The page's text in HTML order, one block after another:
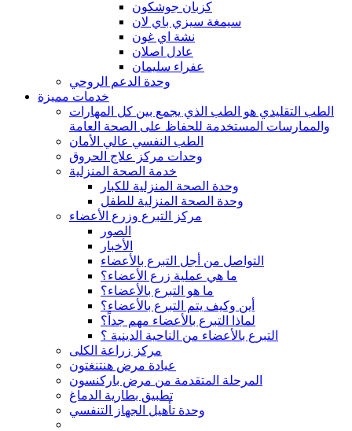
كزبان جوشكون
سيمغة سيزي باي لان
نشة اي غون
عادل اصلان
عفراء سليمان
وحدة الدعم الروحي
خدمات مميزة
الطب التقليدي هو الطب الذي يجمع بين كل المهارات
والممارسات المستخدمة للحفاظ على الصحة العامة
الطب النفسي عالي الأمان
وحدات مركز علاج الحروق
خدمة الصحة المنزلية
وحدة الصحة المنزلية للكبار
وحدة الصحة المنزلية للطفل
مركز التبرع وزرع الأعضاء
الصور
الأخبار
التواصل من أجل التبرع بالأعضاء
ما هي عملية زرع الأعضاء؟
ما هو التبرع بالأعضاء؟
أين وكيف يتم التبرع بالأعضاء؟
لماذا التبرع بالأعضاء مهم جداً؟
التبرع بالأعضاء من الناحية الدينية ؟
مركز زراعة الكلى
عيادة مرض هنتنغتون
المرحلة المتقدمة من مرض باركنسون
تطبيق بطارية الدماغ
وحدة تأهيل الجهاز التنفسي